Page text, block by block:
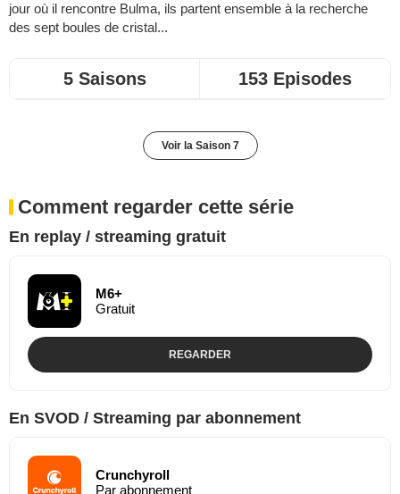
jour où il rencontre Bulma, ils partent ensemble à la recherche
des sept boules de cristal...
5 Saisons 153 Episodes
Voir la Saison 7
Comment regarder cette série
En replay / streaming gratuit
M6+
Gratuit
REGARDER
En SVOD / Streaming par abonnement
Crunchyroll
Par abonnement